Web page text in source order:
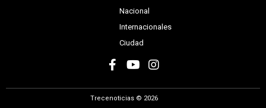
Nacional
Internacionales
Ciudad
Trecenoticias © 2026